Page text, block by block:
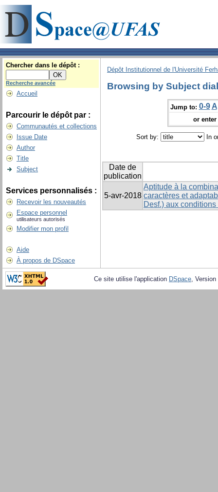
Chercher dans le dépôt :
Recherche avancée
Accueil
Parcourir le dépôt par :
Communautés et collections
Issue Date
Author
Title
Subject
Services personnalisés :
Recevoir les nouveautés
Espace personnel
utilisateurs autorisés
Modifier mon profil
Aide
À propos de DSpace
Dépôt Institutionnel de l'Université
Browsing by Subject
Jump to: 0-9 A
or
Sort by: In
Date de
publication
5-avr-2018
Aptitude à la
caractères et
Desf.) aux
Ce site utilise l'application DSpace,